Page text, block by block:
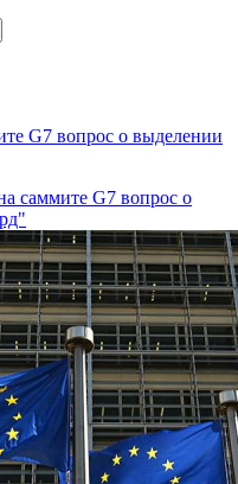
G7 вопрос о выделении
саммите G7 вопрос о